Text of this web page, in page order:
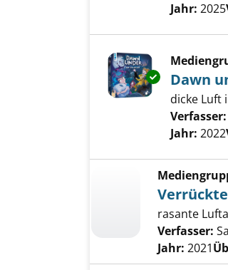
Jahr: 2025
Exemplar-
Dawn
dicke Luft
Verfasser:
Jahr: 2022
rasante
Verfasser:
Jahr: 2021